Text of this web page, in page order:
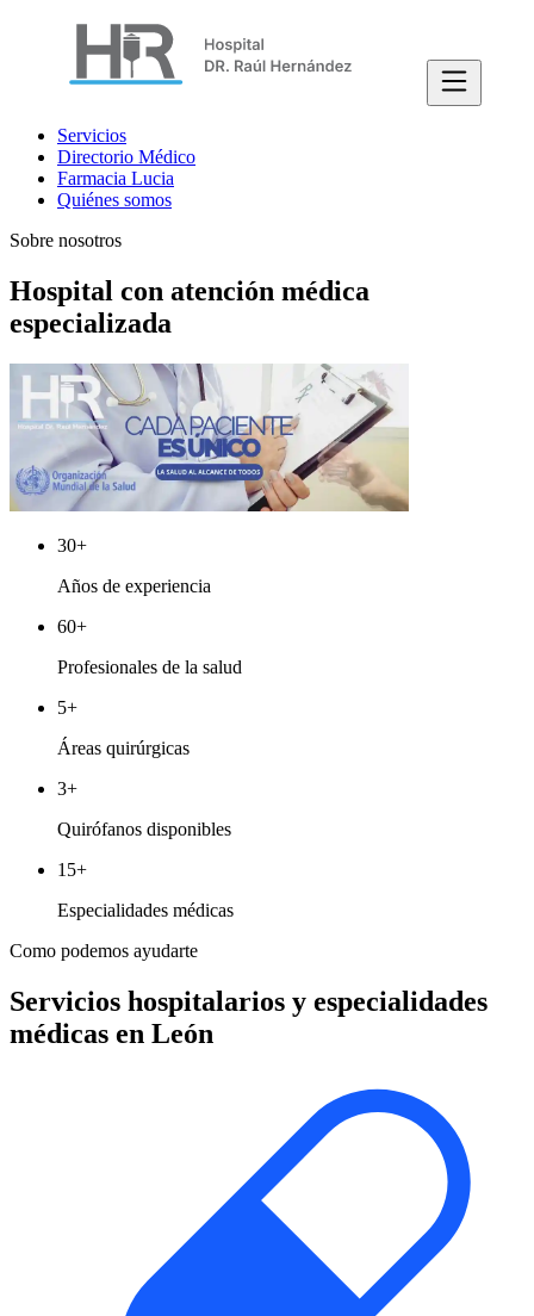
Servicios
Directorio Médico
Farmacia Lucia
Quiénes somos
Sobre nosotros
Hospital con atención médica
especializada
30+
Años de experiencia
60+
Profesionales de la salud
5+
Áreas quirúrgicas
3+
Quirófanos disponibles
15+
Especialidades médicas
Como podemos ayudarte
Servicios hospitalarios y especialidades
médicas en León